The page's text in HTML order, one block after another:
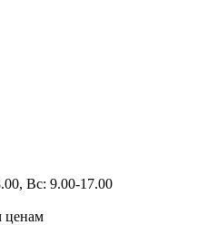
Вс: 9.00-17.00
ценам